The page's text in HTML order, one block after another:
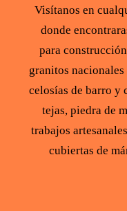
Visítanos en
donde
para construcción
granitos
celosías de barro y
tejas, piedra de
trabajos
cubiertas de